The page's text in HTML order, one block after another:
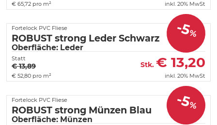
€ 65,72 pro m² inkl. 20% MwSt
-5%
Fortelock PVC Fliese
ROBUST strong Leder Schwarz
Oberfläche: Leder
Statt
€ 13,89 Stk. € 13,20
€ 52,80 pro m² inkl. 20% MwSt
-5%
Fortelock PVC Fliese
ROBUST strong Münzen Blau
Oberfläche: Münzen